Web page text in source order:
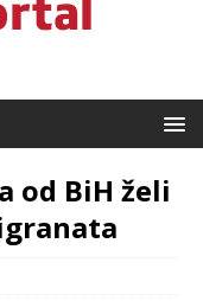
od BiH želi